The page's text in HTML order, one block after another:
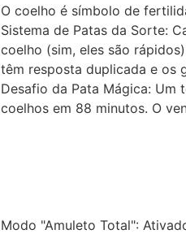
O coelho é símbolo de
Sistema de Patas da Sorte:
coelho (sim, eles são
têm resposta duplicada e os
Desafio da Pata Mágica: Um
coelhos em 88 minutos. O
Modo "Amuleto Total":